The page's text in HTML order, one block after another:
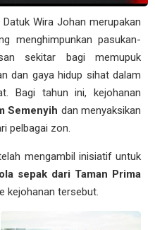
Wira Johan merupakan
menghimpunkan pasukan-
sekitar bagi memupuk
dan gaya hidup sihat dalam
Bagi tahun ini, kejohanan
Semenyih dan menyaksikan
pelbagai zon.
mengambil inisiatif untuk
sepak dari Taman Prima
kejohanan tersebut.